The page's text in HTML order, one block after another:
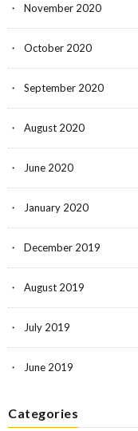
November 2020
October 2020
September 2020
August 2020
June 2020
January 2020
December 2019
August 2019
July 2019
June 2019
Categories